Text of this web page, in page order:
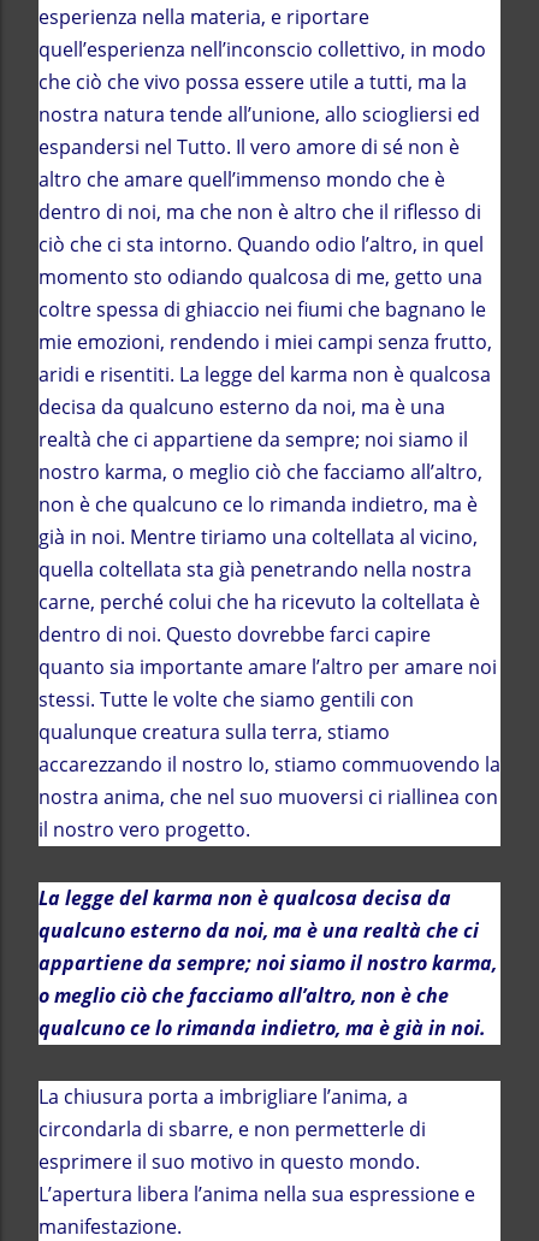
esperienza nella materia, e riportare
quell’esperienza nell’inconscio collettivo, in modo
che ciò che vivo possa essere utile a tutti, ma la
nostra natura tende all’unione, allo sciogliersi ed
espandersi nel Tutto. Il vero amore di sé non è
altro che amare quell’immenso mondo che è
dentro di noi, ma che non è altro che il riflesso di
ciò che ci sta intorno. Quando odio l’altro, in quel
momento sto odiando qualcosa di me, getto una
coltre spessa di ghiaccio nei fiumi che bagnano le
mie emozioni, rendendo i miei campi senza frutto,
aridi e risentiti. La legge del karma non è qualcosa
decisa da qualcuno esterno da noi, ma è una
realtà che ci appartiene da sempre; noi siamo il
nostro karma, o meglio ciò che facciamo all’altro,
non è che qualcuno ce lo rimanda indietro, ma è
già in noi. Mentre tiriamo una coltellata al vicino,
quella coltellata sta già penetrando nella nostra
carne, perché colui che ha ricevuto la coltellata è
dentro di noi. Questo dovrebbe farci capire
quanto sia importante amare l’altro per amare noi
stessi. Tutte le volte che siamo gentili con
qualunque creatura sulla terra, stiamo
accarezzando il nostro Io, stiamo commuovendo la
nostra anima, che nel suo muoversi ci riallinea con
il nostro vero progetto.
La legge del karma non è qualcosa decisa da
qualcuno esterno da noi, ma è una realtà che ci
appartiene da sempre; noi siamo il nostro karma,
o meglio ciò che facciamo all’altro, non è che
qualcuno ce lo rimanda indietro, ma è giàin noi.
La chiusura porta a imbrigliare l’anima, a
circondarla di sbarre, e non permetterle di
esprimere il suo motivo in questo mondo.
L’apertura libera l’anima nella sua espressione e
manifestazione.